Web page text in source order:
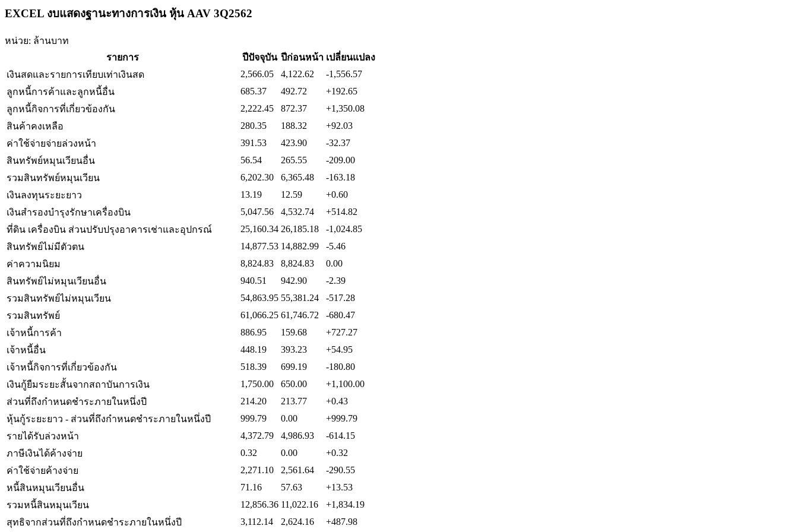
EXCEL งบแสดงฐานะทางการเงิน หุ้น AAV 3Q2562
หน่วย: ล้านบาท
รายการ
ปีปัจจุบัน ปีก่อนหน้า เปลี่ยนแปลง
เงินสดและรายการเทียบเท่าเงินสด
2,566.05 4,122.62
-1,556.57
ลูกหนี้การค้าและลูกหนี้อื่น
685.37 492.72
+192.65
ลูกหนี้กิจการที่เกี่ยวข้องกัน
2,222.45 872.37
+1,350.08
สินค้าคงเหลือ
280.35 188.32
+92.03
ค่าใช้จ่ายจ่ายล่วงหน้า
391.53 423.90
-32.37
สินทรัพย์หมุนเวียนอื่น
56.54 265.55
-209.00
รวมสินทรัพย์หมุนเวียน
6,202.30 6,365.48
-163.18
เงินลงทุนระยะยาว
13.19 12.59
+0.60
เงินสำรองบำรุงรักษาเครื่องบิน
5,047.56 4,532.74
+514.82
ที่ดิน เครื่องบิน ส่วนปรับปรุงอาคารเช่าและอุปกรณ์
25,160.34 26,185.18
-1,024.85
สินทรัพย์ไม่มีตัวตน
14,877.53 14,882.99
-5.46
ค่าความนิยม
8,824.83 8,824.83
0.00
สินทรัพย์ไม่หมุนเวียนอื่น
940.51 942.90
-2.39
รวมสินทรัพย์ไม่หมุนเวียน
54,863.95 55,381.24
-517.28
รวมสินทรัพย์
61,066.25 61,746.72
-680.47
เจ้าหนี้การค้า
886.95 159.68
+727.27
เจ้าหนี้อื่น
448.19 393.23
+54.95
เจ้าหนี้กิจการที่เกี่ยวข้องกัน
518.39 699.19
-180.80
เงินกู้ยืมระยะสั้นจากสถาบันการเงิน
1,750.00 650.00
+1,100.00
ส่วนที่ถึงกำหนดชำระภายในหนึ่งปี
214.20 213.77
+0.43
หุ้นกู้ระยะยาว - ส่วนที่ถึงกำหนดชำระภายในหนึ่งปี
999.79 0.00
+999.79
รายได้รับล่วงหน้า
4,372.79 4,986.93
-614.15
ภาษีเงินได้ค้างจ่าย
0.32 0.00
+0.32
ค่าใช้จ่ายค้างจ่าย
2,271.10 2,561.64
-290.55
หนี้สินหมุนเวียนอื่น
71.16 57.63
+13.53
รวมหนี้สินหมุนเวียน
12,856.36 11,022.16
+1,834.19
สุทธิจากส่วนที่ถึงกำหนดชำระภายในหนึ่งปี
3,112.14 2,624.16 +487.98